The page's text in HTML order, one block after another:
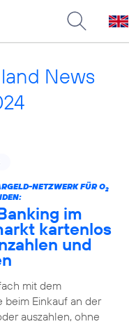
News
NETZWERK FÜR O 2
im
kartenlos
und
mit dem
beim Einkauf an der
auszahlen, ohne